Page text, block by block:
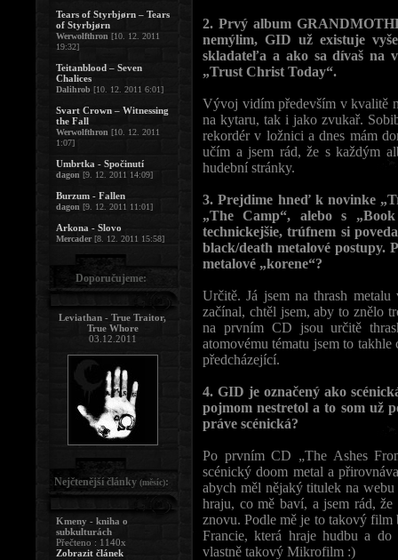
2. Prvý album
nemýlim, GID už existuje
skladateľa a ako sa dívaš na
„Trust Christ Today“.
Vývoj vidím především v kvalitě
na kytaru, tak i jako zvukař.
rekordér v ložnici a dnes mám
učím a jsem rád, že s každým
hudební stránky.
3. Prejdime hneď k novinke
„The Camp“, alebo s
technickejšie, trúfnem si
black/death metalové postupy.
metalové „korene“?
Určitě. Já jsem na thrash
začínal, chtěl jsem, aby to znělo
na prvním CD jsou určitě
atomovému tématu jsem to
předcházející.
4. GID je označený ako
pojmom nestretol a to som už
práve scénická?
Po prvním CD „The Ashes
scénický doom metal a
abych měl nějaký titulek na
hraju, co mě baví, a jsem rád,
znovu. Podle mě je to takový
Francie, která hraje hudbu a
vlastně takový Mikrofilm :)
Tears of Styrbjørn – Tears
of Styrbjørn
Werwolfthron [10. 12. 2011
19:32]
Teitanblood – Seven
Chalices
Dalihrob [10. 12. 2011 6:01]
Svart Crown – Witnessing
the Fall
Werwolfthron [10. 12. 2011
1:07]
Umbrtka - Spočinutí
dagon [9. 12. 2011 14:09]
Burzum - Fallen
dagon [9. 12. 2011 11:01]
Arkona - Slovo
Mercader[8. 12. 2011 15:58]
Doporučujeme:
Leviathan - True Traitor,
True Whore
03.12.2011
Nejčtenější články (měsíc):
Kmeny - kniha o
subkulturách
Přečteno : 1140x
Zobrazit článek